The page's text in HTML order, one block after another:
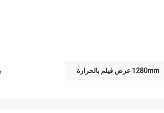
1280mm عرض فيلم بالحرارة